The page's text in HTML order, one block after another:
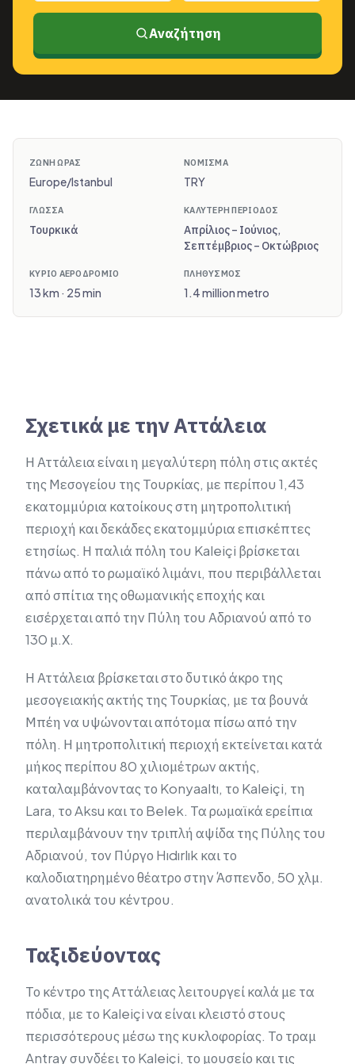
Αναζήτηση
ΖΏΝΗ ΏΡΑΣ
Europe/Istanbul
ΝΌΜΙΣΜΑ
TRY
ΓΛΏΣΣΑ
Τουρκικά
ΚΑΛΎΤΕΡΗ ΠΕΡΊΟΔΟΣ
Απρίλιος – Ιούνιος,
Σεπτέμβριος – Οκτώβριος
ΚΎΡΙΟ ΑΕΡΟΔΡΌΜΙΟ
13 km · 25 min
ΠΛΗΘΥΣΜΌΣ
1.4 million metro
Σχετικά με την Αττάλεια
Η Αττάλεια είναι η μεγαλύτερη πόλη στις ακτές
της Μεσογείου της Τουρκίας, με περίπου 1,43
εκατομμύρια κατοίκους στη μητροπολιτική
περιοχή και δεκάδες εκατομμύρια επισκέπτες
ετησίως. Η παλιά πόλη του Kaleiçi βρίσκεται
πάνω από το ρωμαϊκό λιμάνι, που περιβάλλεται
από σπίτια της οθωμανικής εποχής και
εισέρχεται από την Πύλη του Αδριανού από το
130 μ.Χ.
Η Αττάλεια βρίσκεται στο δυτικό άκρο της
μεσογειακής ακτής της Τουρκίας, με τα βουνά
Μπέη να υψώνονται απότομα πίσω από την
πόλη. Η μητροπολιτική περιοχή εκτείνεται κατά
μήκος περίπου 80 χιλιομέτρων ακτής,
καταλαμβάνοντας το Konyaaltı, το Kaleiçi, τη
Lara, το Aksu και το Belek. Τα ρωμαϊκά ερείπια
περιλαμβάνουν την τριπλή αψίδα της Πύλης του
Αδριανού, τον Πύργο Hıdırlık και το
καλοδιατηρημένο θέατρο στην Άσπενδο, 50 χλμ.
ανατολικά του κέντρου.
Ταξιδεύοντας
Το κέντρο της Αττάλειας λειτουργεί καλά με τα
πόδια, με το Kaleiçi να είναι κλειστό στους
περισσότερους μέσω της κυκλοφορίας. Το τραμ
Antray συνδέει το Kaleiçi, το μουσείο και τις